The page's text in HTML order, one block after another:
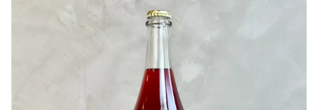
ランスの取れた酸味を持つ特別な白ワインに仕上がりまし
バニラの香りに負けなシャルドネの存在感。日本では淡い
シャルドネのワインが多い中、しっかりとした骨格を感じ
お祝いや特別な日に是非お試しください(^^)